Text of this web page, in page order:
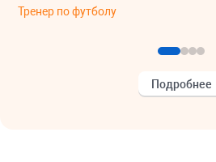
Тренер по футболу
Подробнее